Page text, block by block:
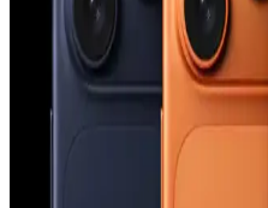
Hareketlerinin Güç
iPhone saat uygulamasında saat
modu aktifken tıklama, normal
Bu değişim ekran yenileme hızı
Apple'ın Experience
MacBook, iPhone 17E